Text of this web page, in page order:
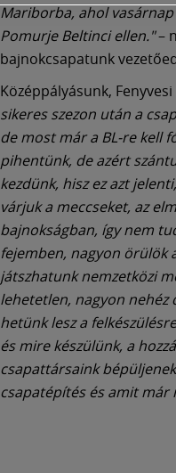
Mariborba, ahol
Pomurje Beltinci ellen."–
bajnokcsapatunk
Középpályásunk,
sikeres szezon után a
de most már a BL-re kell
pihentünk, de azért
kezdünk, hisz ez azt
várjuk a meccseket, az
bajnokságban, így nem
fejemben, nagyon örülök
játszhatunk nemzetközi
lehetetlen, nagyon nehéz
hetünk lesz a
és mire készülünk, a
csapattársaink
csapatépítés és amit már